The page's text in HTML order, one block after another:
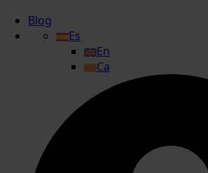
Blog
Es
En
Ca